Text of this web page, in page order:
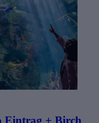
Eintrag + Birch